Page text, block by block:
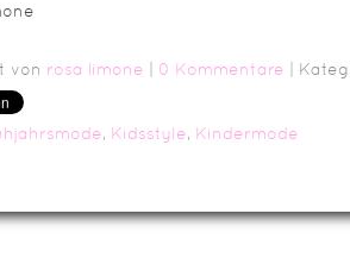
von rosa limone 0 Kommentare |
, Kidsstyle, Kindermode